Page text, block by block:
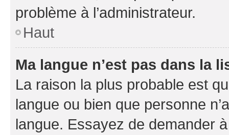
problème à l’administrateur.
Haut
Ma langue n’est pas dans la
La raison la plus probable est
langue ou bien que personne
langue. Essayez de demander